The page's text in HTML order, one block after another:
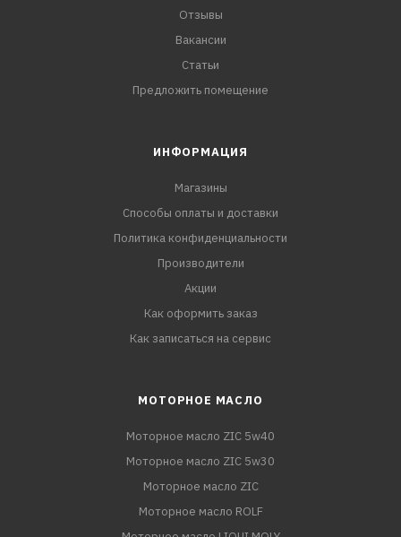
Отзывы
Вакансии
Статьи
Предложить помещение
ИНФОРМАЦИЯ
Магазины
Способы оплаты и доставки
Политика конфиденциальности
Производители
Акции
Как оформить заказ
Как записаться на сервис
МОТОРНОЕ МАСЛО
Моторное масло ZIC 5w40
Моторное масло ZIC 5w30
Моторное масло ZIC
Моторное масло ROLF